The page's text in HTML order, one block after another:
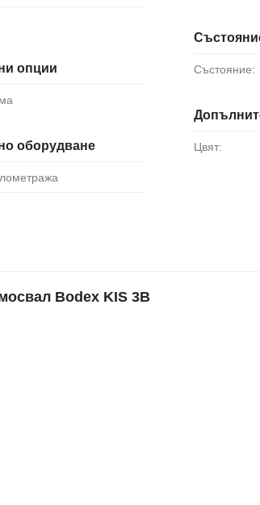
опции
оборудване
Състояние:
Цвят:
Bodex KIS 3B